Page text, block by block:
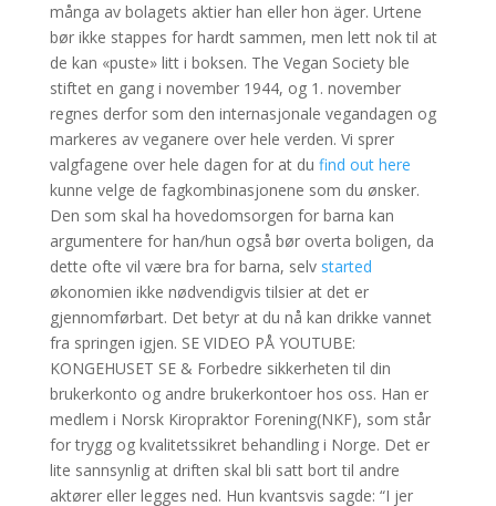
många av bolagets aktier han eller hon äger. Urtene
bør ikke stappes for hardt sammen, men lett nok til at
de kan «puste» litt i boksen. The Vegan Society ble
stiftet en gang i november 1944, og 1. november
regnes derfor som den internasjonale vegandagen og
markeres av veganere over hele verden. Vi sprer
valgfagene over hele dagen for at du find out here
kunne velge de fagkombinasjonene som du ønsker.
Den som skal ha hovedomsorgen for barna kan
argumentere for han/hun også bør overta boligen, da
dette ofte vil være bra for barna, selv started
økonomien ikke nødvendigvis tilsier at det er
gjennomførbart. Det betyr at du nå kan drikke vannet
fra springen igjen. SE VIDEO PÅ YOUTUBE:
KONGEHUSET SE & Forbedre sikkerheten til din
brukerkonto og andre brukerkontoer hos oss. Han er
medlem i Norsk Kiropraktor Forening(NKF), som står
for trygg og kvalitetssikret behandling i Norge. Det er
lite sannsynlig at driften skal bli satt bort til andre
aktører eller legges ned. Hun kvantsvis sagde: “I jer